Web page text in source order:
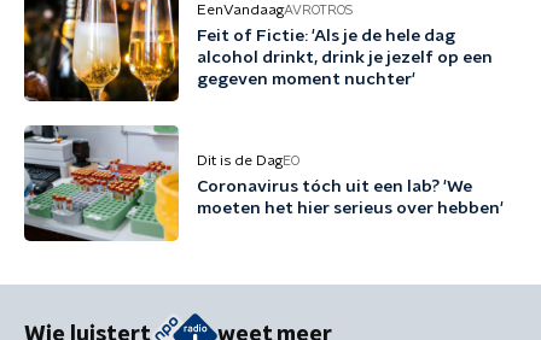
EenVandaagAVROTROS
Feit of Fictie: 'Als je de hele dag
alcohol drinkt, drink je jezelf op een
gegeven moment nuchter'
Dit is de DagEO
Coronavirus tóch uit een lab? 'We
moeten het hier serieus over hebben'
Wie luistert weet meer